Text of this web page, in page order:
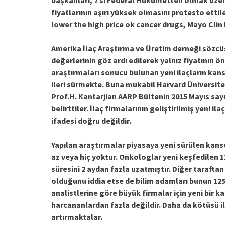
fiyatlarının aşırı yüksek olmasını protesto
lower the high price ok cancer drugs, Mayo Clin
Amerika İlaç Araştırma ve Üretim derneği
değerlerinin göz ardı edilerek yalnız fiyatının
araştırmaları sonucu bulunan yeni ilaçların
ileri sürmekte. Buna mukabil Harvard
Prof.H. Kantarjian AARP Bültenin 2015 Mayıs
belirttiler. İlaç firmalarının geliştirilmiş yeni
ifadesi doğru değildir.
Yapılan araştırmalar piyasaya yeni sürülen
az veya hiç yoktur. Onkologlar yeni keşfedilen
süresini 2 aydan fazla uzatmıştır. Diğer
olduğunu iddia etse de bilim adamları bunun
analistlerine göre büyük firmalar için yeni bir
harcananlardan fazla değildir. Daha da kötüsü
artırmaktalar.